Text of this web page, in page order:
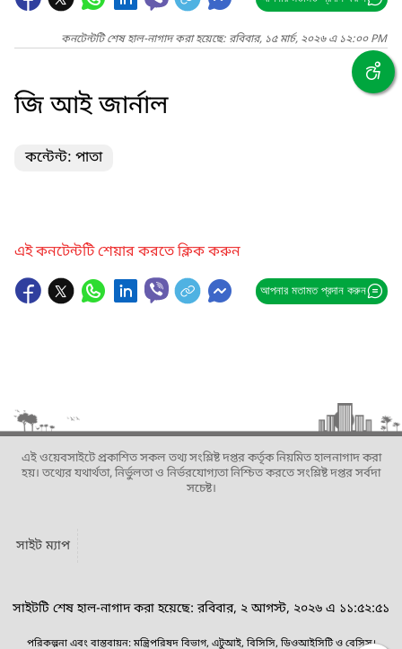
কনটেন্টটি শেষ হাল-নাগাদ করা হয়েছে: রবিবার, ১৫ মার্চ, ২০২৬ এ ১২:০০ PM
জি আই জার্নাল
কন্টেন্ট: পাতা
এই কনটেন্টটি শেয়ার করতে ক্লিক করুন
আপনার মতামত প্রদান করুন
এই ওয়েবসাইটে প্রকাশিত সকল তথ্য সংশ্লিষ্ট দপ্তর কর্তৃক নিয়মিত হালনাগাদ করা
হয়। তথ্যের যথার্থতা, নির্ভুলতা ও নির্ভরযোগ্যতা নিশ্চিত করতে সংশ্লিষ্ট দপ্তর সর্বদা
সচেষ্ট।
সাইট ম্যাপ
সাইটটি শেষ হাল-নাগাদ করা হয়েছে: রবিবার, ২ আগস্ট, ২০২৬ এ ১১:৫২:৫১
পরিকল্পনা এবং বাস্তবায়ন: মন্ত্রিপরিষদ বিভাগ, এটুআই, বিসিসি, ডিওআইসিটি ও বেসিস।